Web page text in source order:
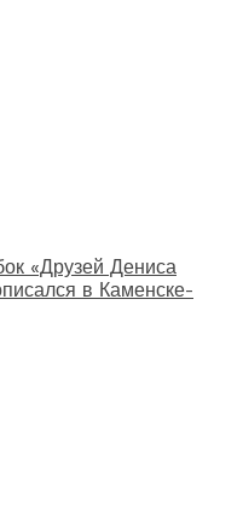
«Друзей Дениса
в Каменске-